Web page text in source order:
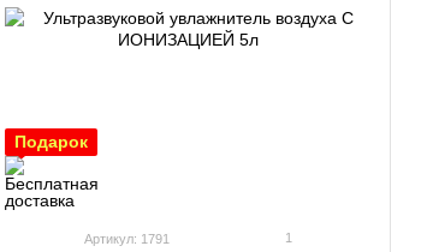
Подарок
Артикул: 1791 1